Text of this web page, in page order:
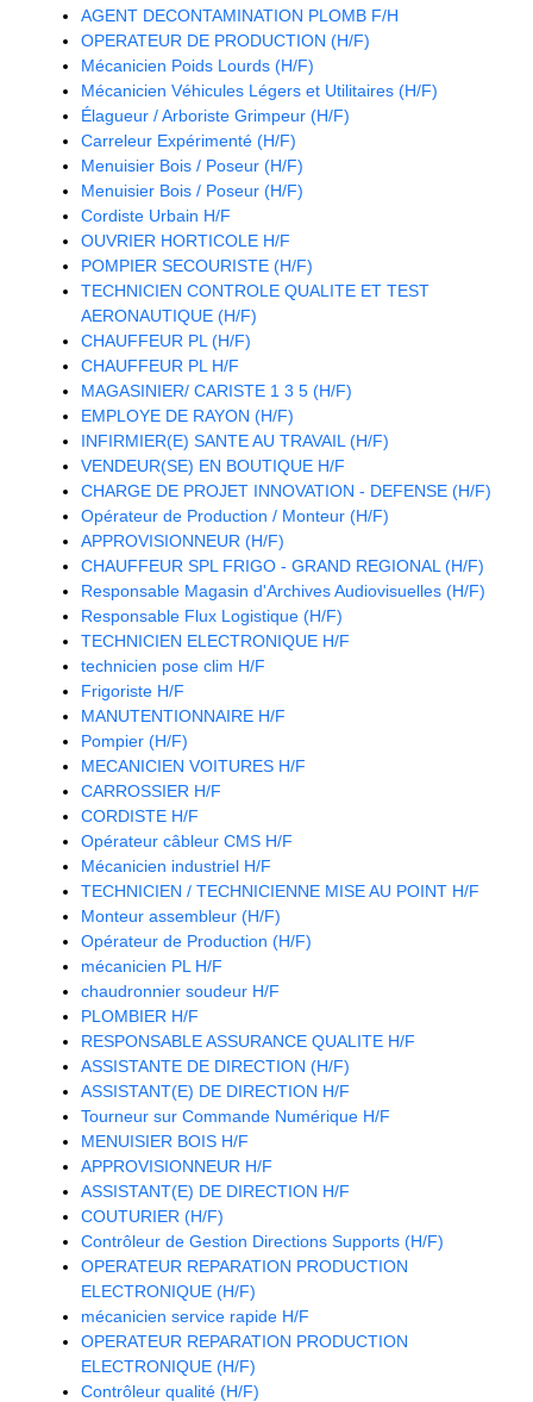
AGENT DECONTAMINATION PLOMB F/H
OPERATEUR DE PRODUCTION (H/F)
Mécanicien Poids Lourds (H/F)
Mécanicien Véhicules Légers et Utilitaires (H/F)
Élagueur / Arboriste Grimpeur (H/F)
Carreleur Expérimenté (H/F)
Menuisier Bois / Poseur (H/F)
Menuisier Bois / Poseur (H/F)
Cordiste Urbain H/F
OUVRIER HORTICOLE H/F
POMPIER SECOURISTE (H/F)
TECHNICIEN CONTROLE QUALITE ET TEST
AERONAUTIQUE (H/F)
CHAUFFEUR PL (H/F)
CHAUFFEUR PL H/F
MAGASINIER/ CARISTE 1 3 5 (H/F)
EMPLOYE DE RAYON (H/F)
INFIRMIER(E) SANTE AU TRAVAIL (H/F)
VENDEUR(SE) EN BOUTIQUE H/F
CHARGE DE PROJET INNOVATION - DEFENSE (H/F)
Opérateur de Production / Monteur (H/F)
APPROVISIONNEUR (H/F)
CHAUFFEUR SPL FRIGO - GRAND REGIONAL (H/F)
Responsable Magasin d'Archives Audiovisuelles (H/F)
Responsable Flux Logistique (H/F)
TECHNICIEN ELECTRONIQUE H/F
technicien pose clim H/F
Frigoriste H/F
MANUTENTIONNAIRE H/F
Pompier (H/F)
MECANICIEN VOITURES H/F
CARROSSIER H/F
CORDISTE H/F
Opérateur câbleur CMS H/F
Mécanicien industriel H/F
TECHNICIEN / TECHNICIENNE MISE AU POINT H/F
Monteur assembleur (H/F)
Opérateur de Production (H/F)
mécanicien PL H/F
chaudronnier soudeur H/F
PLOMBIER H/F
RESPONSABLE ASSURANCE QUALITE H/F
ASSISTANTE DE DIRECTION (H/F)
ASSISTANT(E) DE DIRECTION H/F
Tourneur sur Commande Numérique H/F
MENUISIER BOIS H/F
APPROVISIONNEUR H/F
ASSISTANT(E) DE DIRECTION H/F
COUTURIER (H/F)
Contrôleur de Gestion Directions Supports (H/F)
OPERATEUR REPARATION PRODUCTION
ELECTRONIQUE (H/F)
mécanicien service rapide H/F
OPERATEUR REPARATION PRODUCTION
ELECTRONIQUE (H/F)
Contrôleur qualité (H/F)